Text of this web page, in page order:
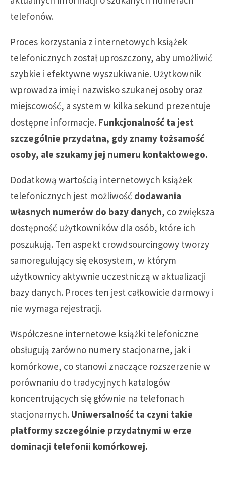
telefonów.
Proces korzystania z internetowych książek
telefonicznych został uproszczony, aby umożliwić
szybkie i efektywne wyszukiwanie. Użytkownik
wprowadza imię i nazwisko szukanej osoby oraz
miejscowość, a system w kilka sekund prezentuje
dostępne informacje. Funkcjonalność ta jest
szczególnie przydatna, gdy znamy tożsamość
osoby, ale szukamy jej numeru kontaktowego.
Dodatkową wartością internetowych książek
telefonicznych jest możliwość dodawania
własnych numerów do bazy danych, co zwiększa
dostępność użytkowników dla osób, które ich
poszukują. Ten aspekt crowdsourcingowy tworzy
samoregulujący się ekosystem, w którym
użytkownicy aktywnie uczestniczą w aktualizacji
bazy danych. Proces ten jest całkowicie darmowy i
nie wymaga rejestracji.
Współczesne internetowe książki telefoniczne
obsługują zarówno numery stacjonarne, jak i
komórkowe, co stanowi znaczące rozszerzenie w
porównaniu do tradycyjnych katalogów
koncentrujących się głównie na telefonach
stacjonarnych. Uniwersalność ta czyni takie
platformy szczególnie przydatnymi w erze
dominacji telefonii komórkowej.